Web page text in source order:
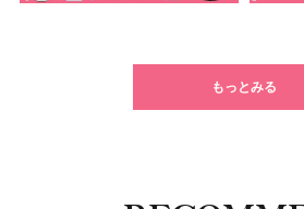
もっとみる